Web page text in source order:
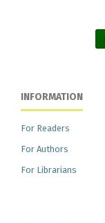
INFORMATION
For Readers
For Authors
For Librarians